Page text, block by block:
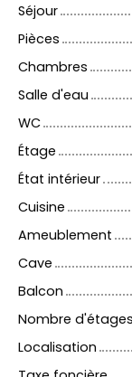
Séjour
Pièces
Chambres
Salle d'eau
WC
Étage
État intérieur
Cuisine
Ameublement
Cave
Balcon
Nombre
Localisation